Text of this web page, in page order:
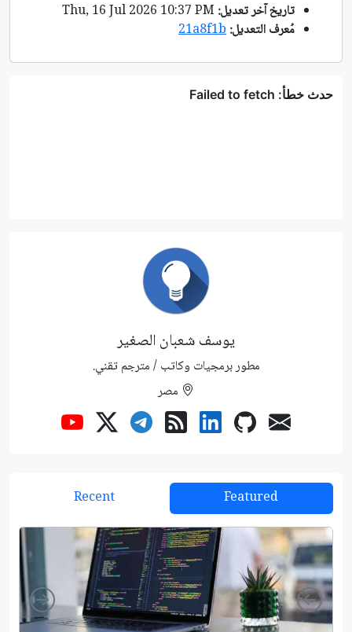
تاريخ آخر تعديل:
مُعرف التعديل:21a8f1b
يوسف شعبان الصغير
مطور برمجيات وكاتب / مترجم تقني.
مصر
Featured
Recent
Left